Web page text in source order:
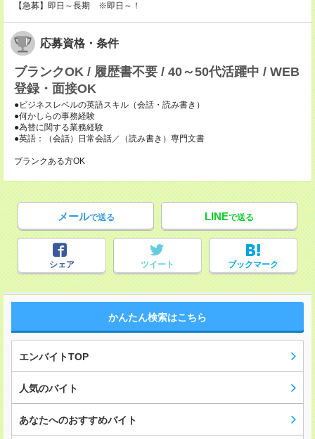
【急募】即日～長期 ※即日～！
応募資格・条件
ブランクOK / 履歴書不要 / 40～50代活躍中 / WEB
登録・面接OK
●ビジネスレベルの英語スキル（会話・読み書き）
●何かしらの事務経験
●為替に関する業務経験
●英語：（会話）日常会話／（読み書き）専門文書
ブランクある方OK
メールで送る LINEで送る
シェア ツイート ブックマーク
かんたん検索はこちら
エンバイトTOP
人気のバイト
あなたへのおすすめバイト